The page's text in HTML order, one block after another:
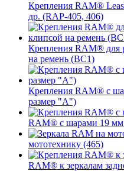
Крепления RAM®
др. (RAP-405, 406)
Крепления RAM® для
на ремень (BC1)
Крепления RAM® с
размер "A")
RAM® с шарами 19
мототехнику (465)
RAM® к зеркалам